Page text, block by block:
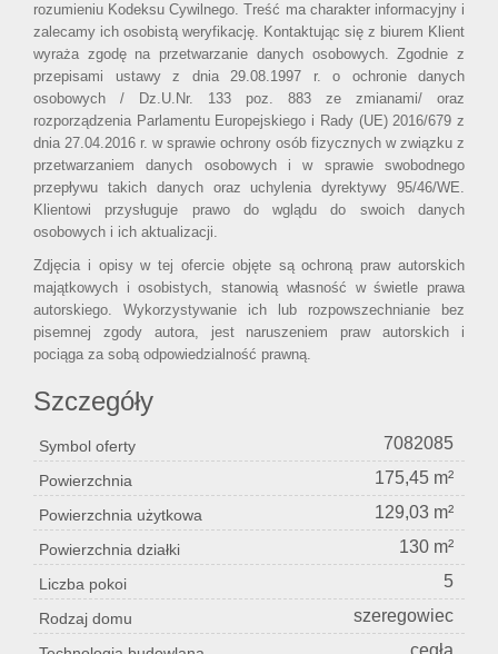
rozumieniu Kodeksu Cywilnego. Treść ma charakter informacyjny i
zalecamy ich osobistą weryfikację. Kontaktując się z biurem Klient
wyraża zgodę na przetwarzanie danych osobowych. Zgodnie z
przepisami ustawy z dnia 29.08.1997 r. o ochronie danych
osobowych / Dz.U.Nr. 133 poz. 883 ze zmianami/ oraz
rozporządzenia Parlamentu Europejskiego i Rady (UE) 2016/679 z
dnia 27.04.2016 r. w sprawie ochrony osób fizycznych w związku z
przetwarzaniem danych osobowych i w sprawie swobodnego
przepływu takich danych oraz uchylenia dyrektywy 95/46/WE.
Klientowi przysługuje prawo do wglądu do swoich danych
osobowych i ich aktualizacji.
Zdjęcia i opisy w tej ofercie objęte są ochroną praw autorskich
majątkowych i osobistych, stanowią własność w świetle prawa
autorskiego. Wykorzystywanie ich lub rozpowszechnianie bez
pisemnej zgody autora, jest naruszeniem praw autorskich i
pociąga za sobą odpowiedzialność prawną.
Szczegóły
Symbol oferty 7082085
Powierzchnia 175,45 m²
Powierzchnia użytkowa 129,03 m²
Powierzchnia działki 130 m²
Liczba pokoi 5
Rodzaj domu szeregowiec